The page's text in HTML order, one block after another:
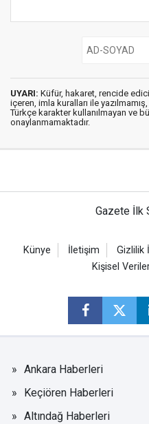
UYARI: Küfür, hakaret, rencide
içeren, imla kuralları ile yazılmamış,
Türkçe karakter kullanılmayan ve
onaylanmamaktadır.
Gazete İlk
Künye İletişim Gizlilik
Kişisel
Ankara Haberleri
Keçiören Haberleri
Altındağ Haberleri